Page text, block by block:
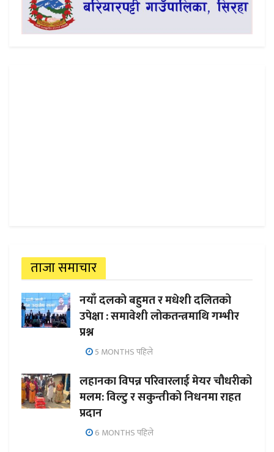
ताजा समाचार
नयाँ दलको बहुमत र मधेशी दलितको
उपेक्षा : समावेशी लोकतन्त्रमाथि गम्भीर
प्रश्न
5 MONTHS पहिले
लहानका विपन्न परिवारलाई मेयर चौधरीको
मलम: विल्टु र सकुन्तीको निधनमा राहत
प्रदान
6 MONTHS पहिले